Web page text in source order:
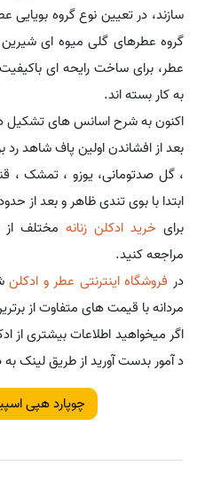
سازند، در تعیین نوع گروه بویایی
گروه عطرهای گلی میوه ای
عطر، برای ساخت رایحه ای
به کار بسته اند.
اکنون به شرح اسانس های تشکیل
بعد از افشاندن اولین پاف شاهد
، گل صدتومانی، یوزو ، تمشک ،
ابتدا با بوی تندی ظاهر و بعد از حدود 5 تا 10 دقیقه از بین می
برای خرید ادکلن زنانه مختلف
مراجعه کنید.
در فروشگاه اینترنتی عطر و ادکلن
مردانه با قیمت های متفاوت از
اگر میخواهید اطلاعات بیشتری از
د آمور بدست آورید از طریق لینک
چوپارد هپی